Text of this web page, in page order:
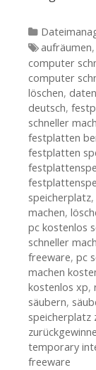
Kategorien
Tags
aufräumen,
computer
computer
löschen,
deutsch,
schneller
festplatten
festplatten
speicherplatz,
machen,
pc kostenlos
schneller
freeware, pc
machen
kostenlos xp,
säubern,
speicherplatz
temporary
freeware